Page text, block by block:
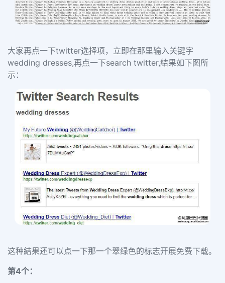
大家再点一下twitter选择项，立即在那里输入关键字
wedding dresses,再点一下search twitter,結果如下图所
示：
这种結果还可以点一下那一个翠绿色的标志开展免费下载。
第4个：